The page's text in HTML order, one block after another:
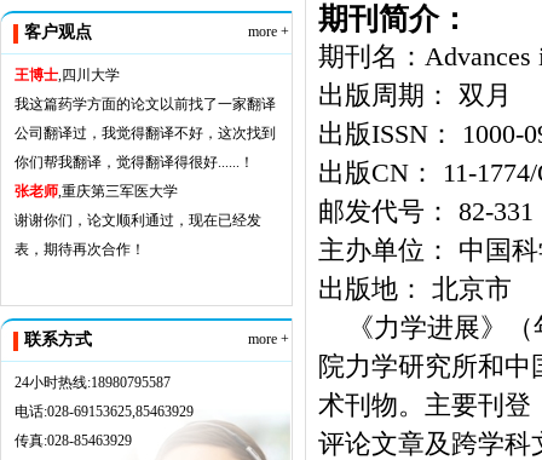
客户观点 more +
王博士,四川大学
我这篇药学方面的论文以前找了一家翻译
公司翻译过，我觉得翻译不好，这次找到
你们帮我翻译，觉得翻译得很好......！
张老师,重庆第三军医大学
谢谢你们，论文顺利通过，现在已经发
表，期待再次合作！
联系方式 more +
24小时热线:18980795587
电话:028-69153625,85463929
传真:028-85463929
期刊简介：
期刊名：
出版周期： 双月
出版ISSN： 1000-
出版CN： 11-1774/
邮发代号： 82-331
主办单位： 中国
出版地： 北京市
《力学进展》（
院力学研究所和
术刊物。主要刊登
评论文章及跨学科